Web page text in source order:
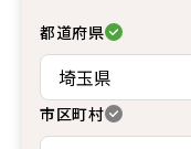
都道府県
市区町村